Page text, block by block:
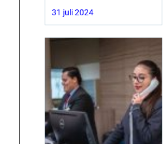
den harmoniska sången
från skogens djur, hittar
31 juli 2024